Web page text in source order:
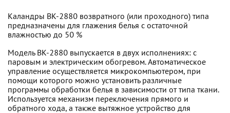
Каландры ВК-2880 возвратного (или проходного) типа
предназначены для глажения белья с остаточной
влажностью до 50 %
Модель ВК-2880 выпускается в двух исполнениях: с
паровым и электрическим обогревом. Автоматическое
управление осуществляется микрокомпьютером, при
помощи которого можно установить различные
программы обработки белья в зависимости от типа ткани.
Используется механизм переключения прямого и
обратного хода, а также вытяжное устройство для